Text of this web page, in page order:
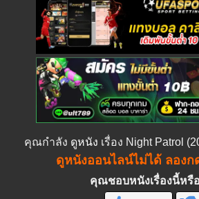
คุณกำลัง ดูหนัง เรื่อง Night Patrol
ดูหนังออนไลน์ไม่ได้ ลองก
คุณชอบหนังเรื่องนี้หรื